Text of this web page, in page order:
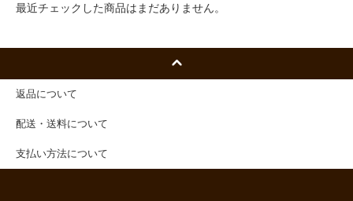
最近チェックした商品はまだありません。
返品について
配送・送料について
支払い方法について